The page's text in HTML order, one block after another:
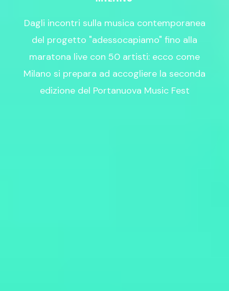
Dagli incontri sulla musica contemporanea
del progetto "adessocapiamo" fino alla
maratona live con 50 artisti: ecco come
Milano si prepara ad accogliere la seconda
edizione del Portanuova Music Fest